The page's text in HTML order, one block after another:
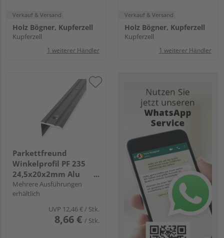
Verkauf & Versand
Holz Bögner, Kupferzell
Kupferzell
1 weiterer Händler
Verkauf & Versand
Holz Bögner, Kupferzell
Kupferzell
1 weiterer Händler
Parkettfreund
Winkelprofil PF 235
24,5x20x2mm Alu
edelstahl eloxiert
Mehrere Ausführungen
erhältlich
UVP 12,46 €/ Stk.
8,66 € / Stk.